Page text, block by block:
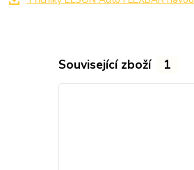
Související zboží 1